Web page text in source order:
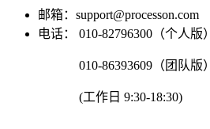
邮箱：support@processon.com
电话：
010-82796300（个人版）
010-86393609（团队版）
(工作日 9:30-18:30)